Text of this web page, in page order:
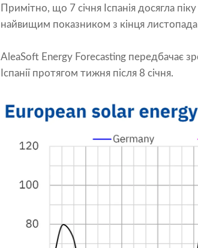
Примітно, що 7 січня Іспанія досягла
найвищим показником з кінця
AleaSoft Energy Forecasting передбачає
Іспанії протягом тижня після 8 січня.